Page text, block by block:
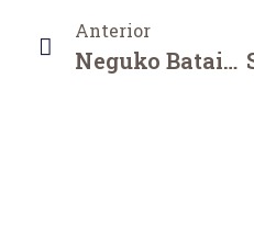
Anterior
Neguko Bataillence